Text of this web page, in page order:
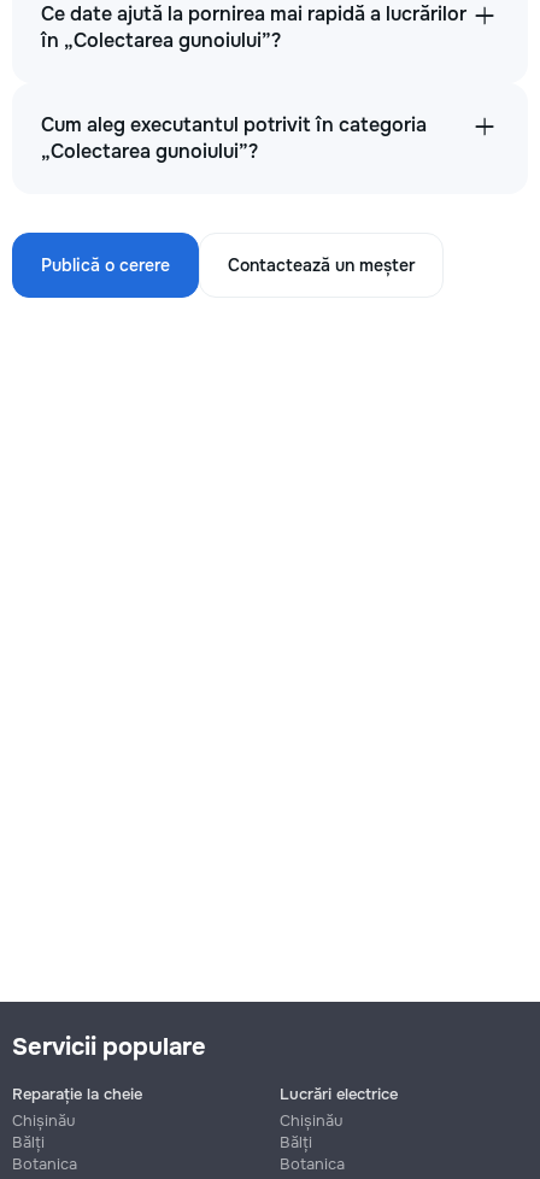
Ce date ajută la pornirea mai rapidă a lucrărilor
în „Colectarea gunoiului”?
Cum aleg executantul potrivit în categoria
„Colectarea gunoiului”?
Publică o cerere Contactează un meșter
Servicii populare
Reparație la cheie
Chișinău
Bălți
Botanica
Lucrări electrice
Chișinău
Bălți
Botanica